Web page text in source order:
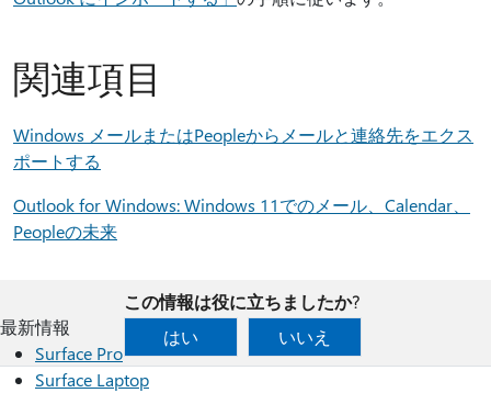
関連項目
Windows メールまたはPeopleからメールと連絡先をエクス
ポートする
Outlook for Windows: Windows 11でのメール、Calendar、
Peopleの未来
この情報は役に立ちましたか?
はい
いいえ
最新情報
Surface Pro
Surface Laptop